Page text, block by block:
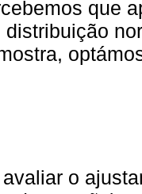
que
distribuição
o